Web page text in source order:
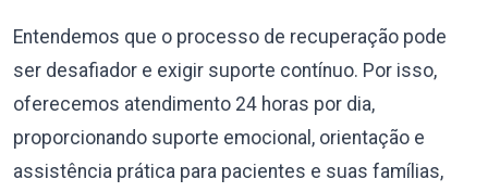
Entendemos que o processo de recuperação pode
ser desafiador e exigir suporte contínuo. Por isso,
oferecemos atendimento 24 horas por dia,
proporcionando suporte emocional, orientação e
assistência prática para pacientes e suas famílias,